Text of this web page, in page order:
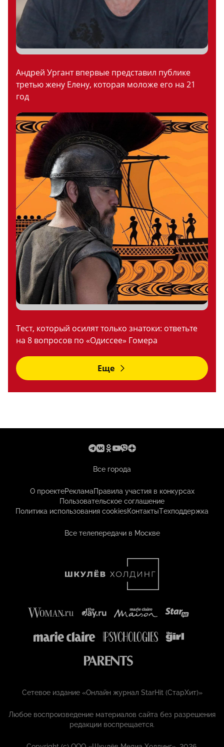
Андрей Ургант впервые представил публике
третью жену Елену, которая моложе его на 21
год
Тест, который осилят только знатоки: ответьте
на 8 вопросов по «Одиссее» Гомера
Еще
Все города
О проектеРекламаПравила участия в конкурсах
Пользовательское соглашение
Политика использования cookiesКонтактыТехподдержка
Все телепередачи в Москве
Сетевое издание «Онлайн журнал StarHit (СтарХит)»
Любое воспроизведение материалов сайта без разрешения
редакции воспрещается.